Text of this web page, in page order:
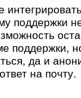
поддержки
поддержки,
да и
на почту.